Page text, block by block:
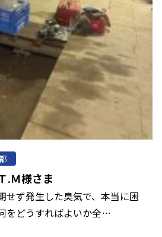
Ｍ様さま
せず発生した臭気で、本当に困
をどうすればよいか全…